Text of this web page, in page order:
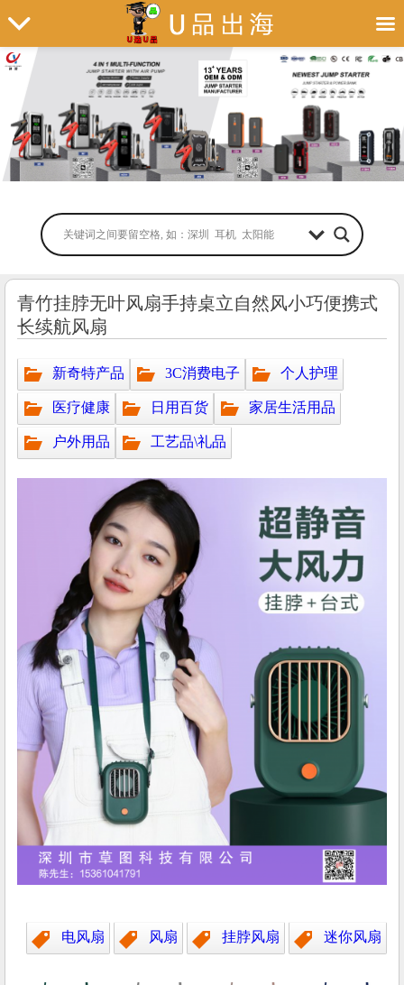
青竹挂脖无叶风扇手持桌立自然风小巧便携式
长续航风扇
新奇特产品 3C消费电子 个人护理
医疗健康 日用百货 家居生活用品
户外用品 工艺品\礼品
电风扇 风扇 挂脖风扇 迷你风扇